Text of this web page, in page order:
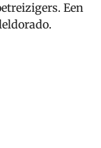
Een